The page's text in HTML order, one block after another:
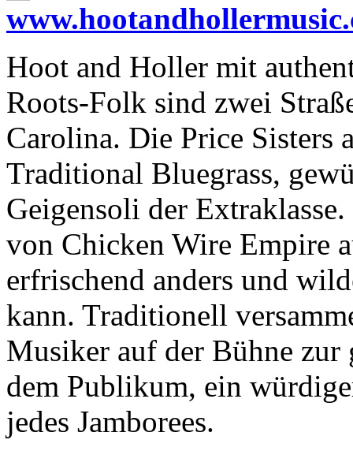
Hoot and Holler mit
Roots-Folk sind zwei
Carolina. Die Price Sisters
Traditional Bluegrass,
Geigensoli der
von Chicken Wire Empire
erfrischend anders und
kann. Traditionell
Musiker auf der Bühne zur
dem Publikum, ein
jedes Jamborees.